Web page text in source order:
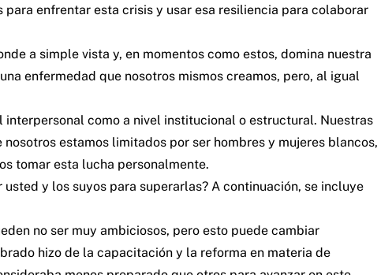
para enfrentar esta crisis y usar esa resiliencia para colaborar
a simple vista y, en momentos como estos, domina nuestra
enfermedad que nosotros mismos creamos, pero, al igual
como a nivel institucional o estructural. Nuestras
estamos limitados por ser hombres y mujeres blancos,
tomar esta lucha personalmente.
y los suyos para superarlas? A continuación, se incluye
no ser muy ambiciosos, pero esto puede cambiar
hizo de la capacitación y la reforma en materia de